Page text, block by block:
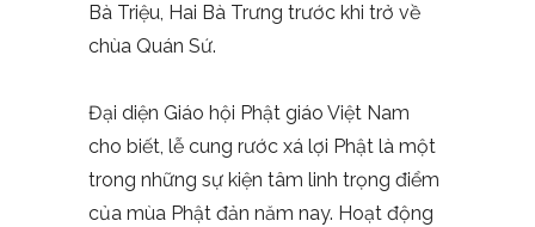
Bà Triệu, Hai Bà Trưng trước khi trở về
chùa Quán Sứ.
Đại diện Giáo hội Phật giáo Việt Nam
cho biết, lễ cung rước xá lợi Phật là một
trong những sự kiện tâm linh trọng điểm
của mùa Phật đản năm nay. Hoạt động